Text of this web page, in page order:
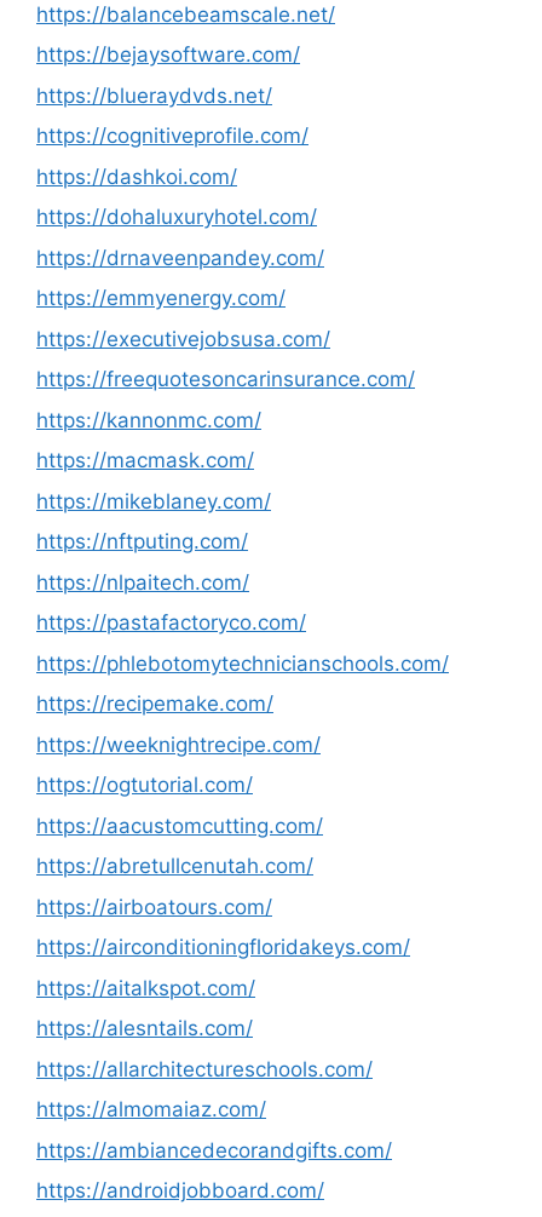
https://balancebeamscale.net/
https://bejaysoftware.com/
https://blueraydvds.net/
https://cognitiveprofile.com/
https://dashkoi.com/
https://dohaluxuryhotel.com/
https://drnaveenpandey.com/
https://emmyenergy.com/
https://executivejobsusa.com/
https://freequotesoncarinsurance.com/
https://kannonmc.com/
https://macmask.com/
https://mikeblaney.com/
https://nftputing.com/
https://nlpaitech.com/
https://pastafactoryco.com/
https://phlebotomytechnicianschools.com/
https://recipemake.com/
https://weeknightrecipe.com/
https://ogtutorial.com/
https://aacustomcutting.com/
https://abretullcenutah.com/
https://airboatours.com/
https://airconditioningfloridakeys.com/
https://aitalkspot.com/
https://alesntails.com/
https://allarchitectureschools.com/
https://almomaiaz.com/
https://ambiancedecorandgifts.com/
https://androidjobboard.com/